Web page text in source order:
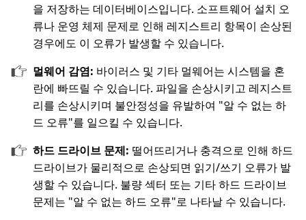
을 저장하는 데이터베이스입니다. 소프트웨어 설치 오
류나 운영 체제 문제로 인해 레지스트리 항목이 손상된
경우에도 이 오류가 발생할 수 있습니다.
멀웨어 감염: 바이러스 및 기타 멀웨어는 시스템을 혼
란에 빠뜨릴 수 있습니다. 파일을 손상시키고 레지스트
리를 손상시키며 불안정성을 유발하여 "알 수 없는 하
드 오류"를 일으킬 수 있습니다.
하드 드라이브 문제: 떨어뜨리거나 충격으로 인해 하드
드라이브가 물리적으로 손상되면 읽기/쓰기 오류가 발
생할 수 있습니다. 불량 섹터 또는 기타 하드 드라이브
문제는 "알 수 없는 하드 오류"로 나타날 수 있습니다.